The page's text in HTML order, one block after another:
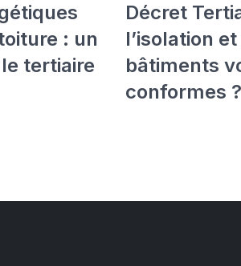
: un
tertiaire
Décret
l’isolation
bâtiments
conformes ?